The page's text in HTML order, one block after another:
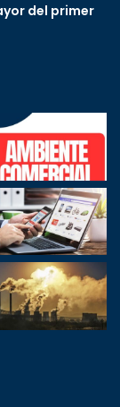
del primer